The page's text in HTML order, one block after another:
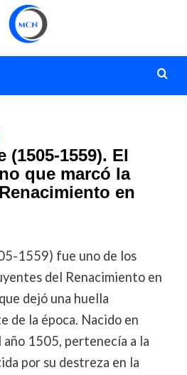
(1505-1559). El
que marcó la
en
1559) fue uno de los
del Renacimiento en
dejó una huella
de la época. Nacido en
año 1505, pertenecía a la
por su destreza en la